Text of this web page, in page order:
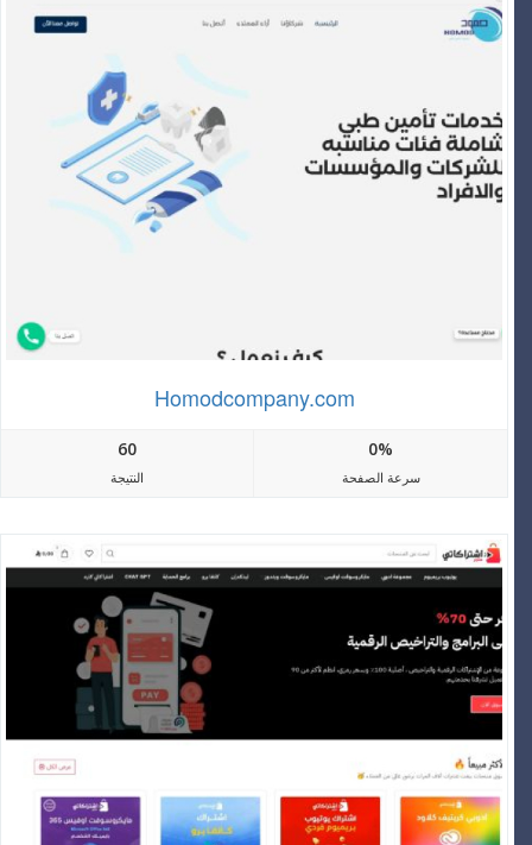
Homodcompany.com
60
النتيجة
0%
سرعة الصفحة